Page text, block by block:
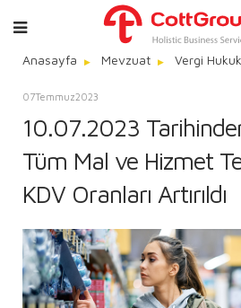
Anasayfa Mevzuat Vergi
07Temmuz2023
10.07.2023
Tüm Mal ve Hizmet
KDV Oranları Artırıldı